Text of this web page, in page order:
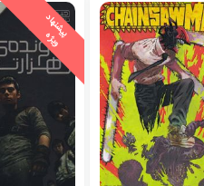
پ
ی
ش
ن
ه
ا
د
و
ی
ژ
ه